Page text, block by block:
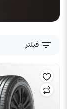
فیلتر